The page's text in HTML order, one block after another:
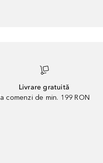
Livrare gratuită
la comenzi de min. 199 RON